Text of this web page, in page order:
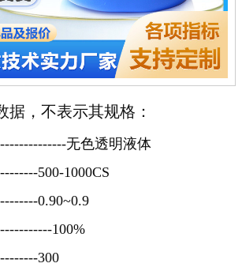
据，不表示其规格：
无色透明液体
500-1000CS
0.90~0.9
100%
300